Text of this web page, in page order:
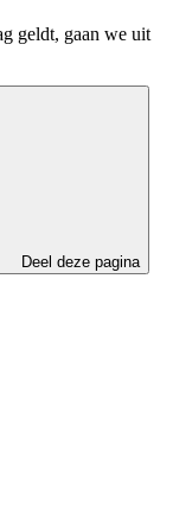
geldt, gaan we uit
Deel deze pagina